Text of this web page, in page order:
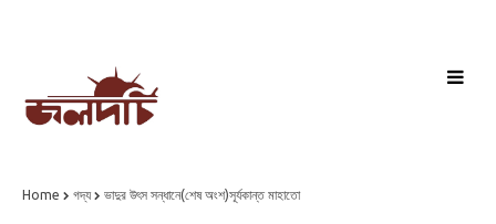
Home গদ্য ভাদুর উৎস সন্ধানে(শেষ অংশ)সূর্যকান্ত মাহাতো